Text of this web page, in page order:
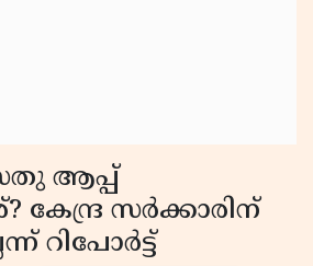
ആപ്പ്
കേന്ദ്ര സര്‍ക്കാരിന്
റിപോര്‍ട്ട്